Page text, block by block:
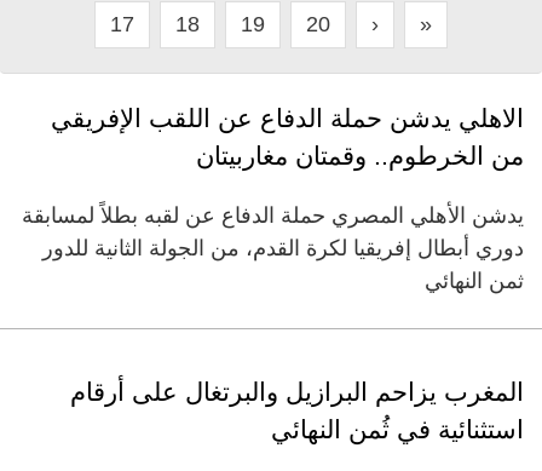
17 18 19 20 › »
الاهلي يدشن حملة الدفاع عن اللقب الإفريقي
من الخرطوم.. وقمتان مغاربيتان
يدشن الأهلي المصري حملة الدفاع عن لقبه بطلاً لمسابقة
دوري أبطال إفريقيا لكرة القدم، من الجولة الثانية للدور
ثمن النهائي
المغرب يزاحم البرازيل والبرتغال على أرقام
استثنائية في ثُمن النهائي